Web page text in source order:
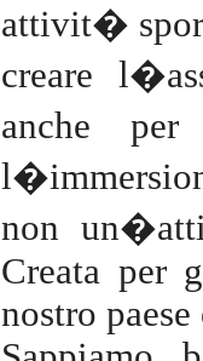
attivit�
creare
anche
non
Creata per
nostro